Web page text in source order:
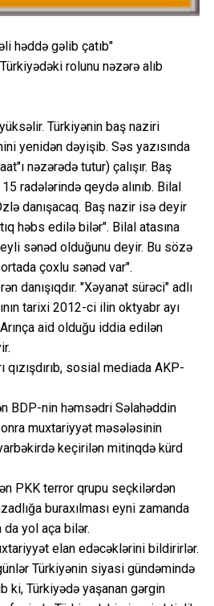
həddə gəlib çatıb"
rolunu nəzərə alıb
Türkiyənin baş naziri
yenidən dəyişib. Səs yazısında
nəzərədə tutur) çalışır. Baş
radələrində qeydə alınıb. Bilal
danışacaq. Baş nazir isə deyir
həbs edilə bilər". Bilal atasına
sənəd olduğunu deyir. Bu sözə
çoxlu sənəd var".
danışıqdır. "Xəyanət sürəci" adlı
tarixi 2012-ci ilin oktyabr ayı
aid olduğu iddia edilən
sosial mediada AKP-
BDP-nin həmsədri Səlahəddin
muxtariyyət məsələsinin
keçirilən mitinqdə kürd
PKK terror qrupu seçkilərdən
buraxılması eyni zamanda
da yol aça bilər.
elan edəcəklərini bildirirlər.
Türkiyənin siyasi gündəmində
ki, Türkiyədə yaşanan gərgin